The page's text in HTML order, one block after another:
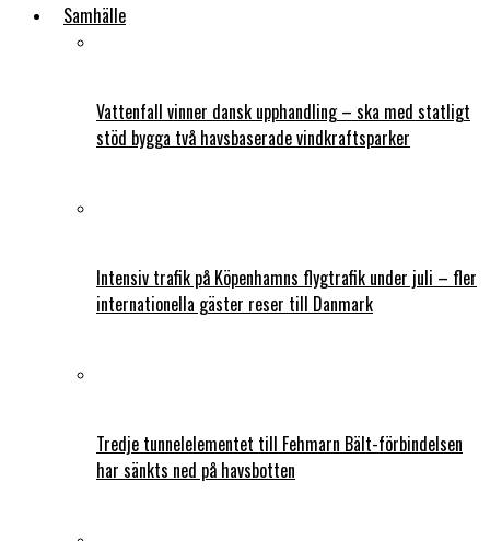
Samhälle
Vattenfall vinner dansk upphandling – ska med statligt
stöd bygga två havsbaserade vindkraftsparker
Intensiv trafik på Köpenhamns flygtrafik under juli – fler
internationella gäster reser till Danmark
Tredje tunnelelementet till Fehmarn Bält-förbindelsen
har sänkts ned på havsbotten